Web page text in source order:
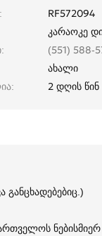
RF572094
კარაოკე
(551) 588-
ახალი
2 დღის წინ
განცხადებებიც.)
ნებისმიერ